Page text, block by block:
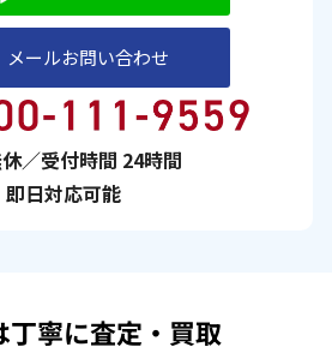
メールお問い合わせ
／受付時間 24時間
即日対応可能
丁寧に査定・買取